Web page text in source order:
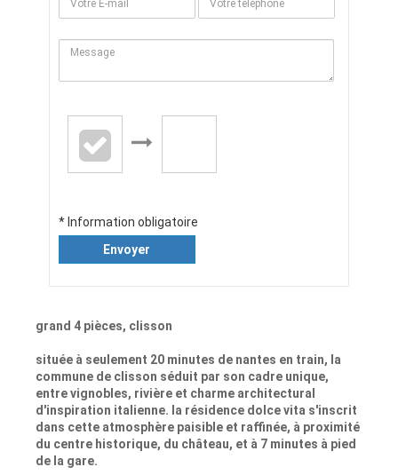
* Information obligatoire
Envoyer
grand 4 pièces, clisson
située à seulement 20 minutes de nantes en train, la
commune de clisson séduit par son cadre unique,
entre vignobles, rivière et charme architectural
d'inspiration italienne. la résidence dolce vita s'inscrit
dans cette atmosphère paisible et raffinée, à proximité
du centre historique, du château, et à 7 minutes à pied
de la gare.